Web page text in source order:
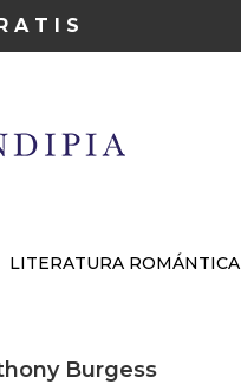
A T I S
LITERATURA ROMÁNTICA
Burgess